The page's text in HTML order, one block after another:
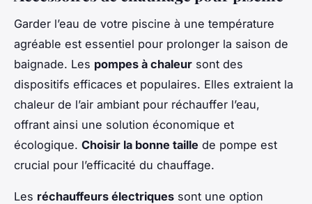
Garder l’eau de votre piscine à une température
agréable est essentiel pour prolonger la saison de
baignade. Les pompes à chaleur sont des
dispositifs efficaces et populaires. Elles extraient la
chaleur de l’air ambiant pour réchauffer l’eau,
offrant ainsi une solution économique et
écologique. Choisir la bonne taille de pompe est
crucial pour l’efficacité du chauffage.
Les réchauffeurs électriques sont une option